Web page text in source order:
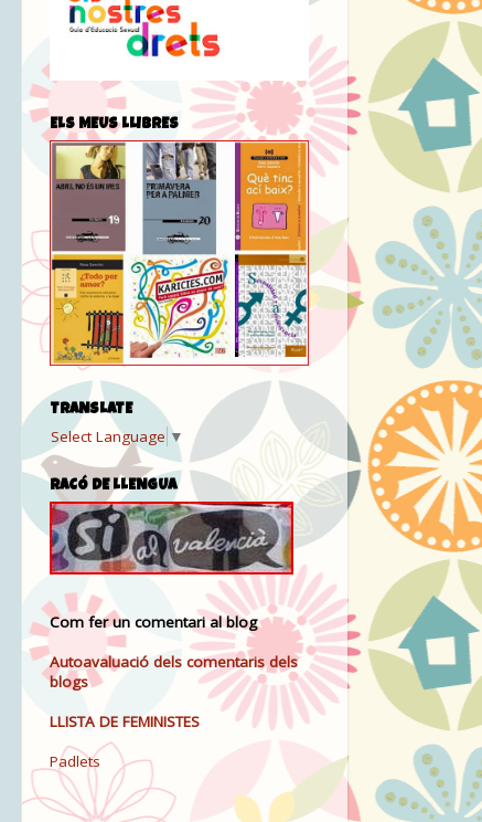
ELS MEUS LLIBRES
TRANSLATE
Select Language ▼
RACÓ DE LLENGUA
Com fer un comentari al blog
Autoavaluació dels comentaris dels
blogs
LLISTA DE FEMINISTES
Padlets